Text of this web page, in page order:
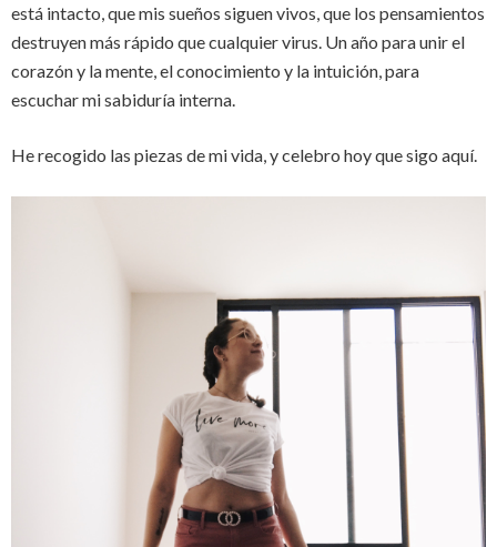
está intacto, que mis sueños siguen vivos, que los pensamientos
destruyen más rápido que cualquier virus. Un año para unir el
corazón y la mente, el conocimiento y la intuición, para
escuchar mi sabiduría interna.
He recogido las piezas de mi vida, y celebro hoy que sigo aquí.